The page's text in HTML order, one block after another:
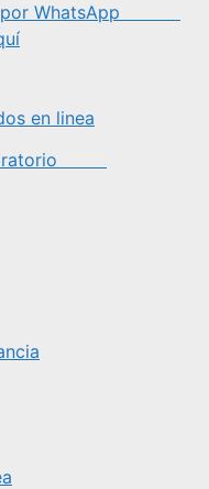
por WhatsApp
en linea